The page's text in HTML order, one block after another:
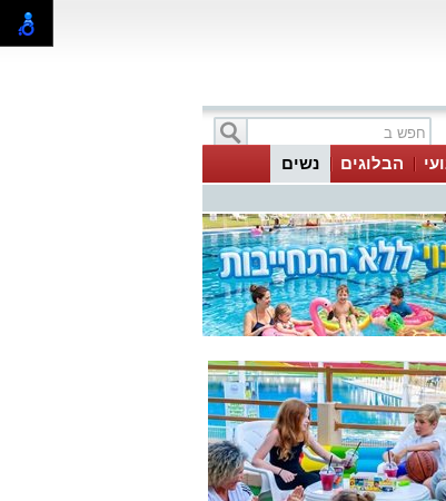
הבלוגים נשים